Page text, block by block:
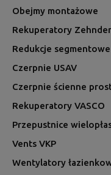
Obejmy montażowe
Rekuperatory Zehnder
Redukcje
Czerpnie USAV
Czerpnie ścienne
Rekuperatory VASCO
Przepustnice
Vents VKP
Wentylatory